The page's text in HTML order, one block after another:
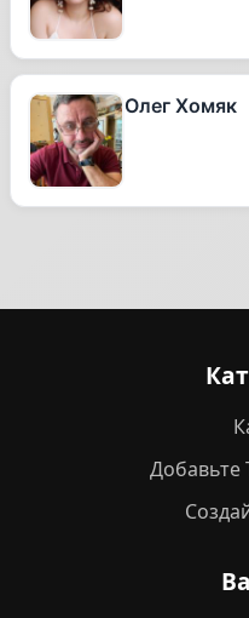
Олег Хомяк
Добавьте